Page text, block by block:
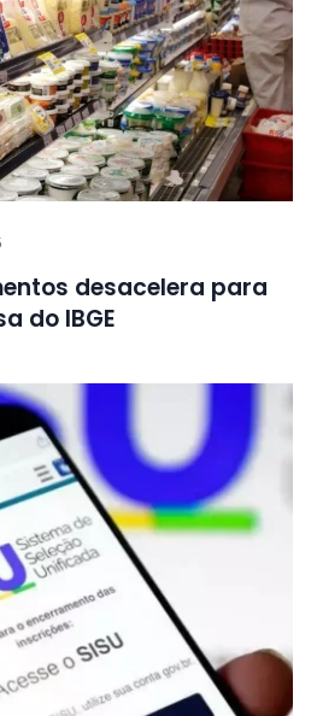
desacelera para
do IBGE